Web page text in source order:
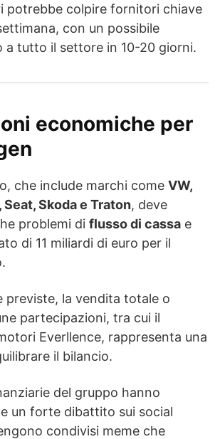
potrebbe colpire fornitori chiave
con un possibile
a tutto il settore in 10-20 giorni.
economiche per
che include marchi come VW,
Skoda e Traton, deve
problemi di flusso di cassa e
di 11 miliardi di euro per il
previste, la vendita totale o
partecipazioni, tra cui il
Everllence, rappresenta una
il bilancio.
del gruppo hanno
un forte dibattito sui social
condivisi meme che